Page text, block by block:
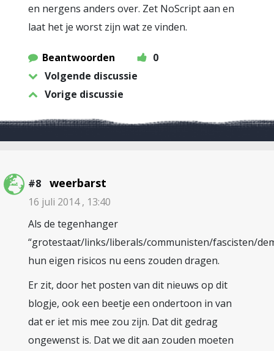
en nergens anders over. Zet NoScript aan en
laat het je worst zijn wat ze vinden.
Beantwoorden
0
Volgende discussie
Vorige discussie
#8 weerbarst
16 juli 2014 , 13:40
Als de tegenhanger
“grotestaat/links/liberals/communisten/fascisten/
hun eigen risicos nu eens zouden dragen.
Er zit, door het posten van dit nieuws op dit
blogje, ook een beetje een ondertoon in van
dat er iet mis mee zou zijn. Dat dit gedrag
ongewenst is. Dat we dit aan zouden moeten